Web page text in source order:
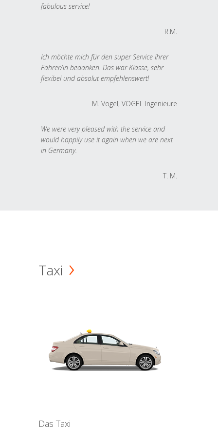
fabulous service!
R.M.
Ich möchte mich für den super Service Ihrer
Fahrer/in bedanken. Das war Klasse, sehr
flexibel und absolut empfehlenswert!
M. Vogel, VOGEL Ingenieure
We were very pleased with the service and
would happily use it again when we are next
in Germany.
T. M.
Taxi
Das Taxi